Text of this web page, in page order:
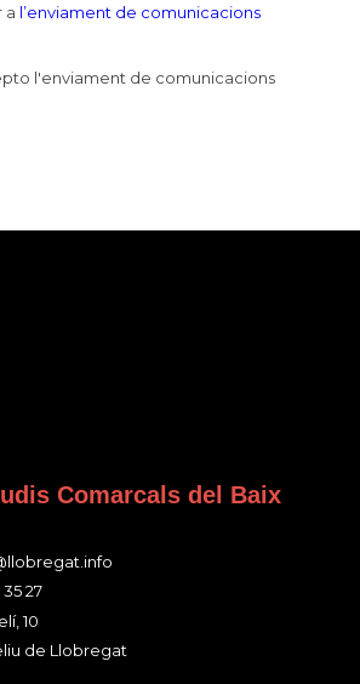
a l’enviament de comunicacions
l'enviament de comunicacions
Comarcals del Baix
27
10
de Llobregat